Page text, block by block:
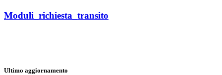
Moduli_richiesta_transito
Ultimo aggiornamento